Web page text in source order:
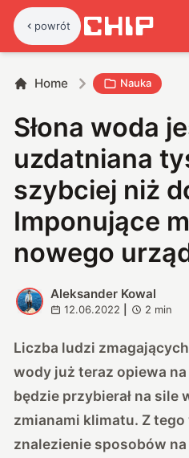
powrót
Home Nauka
Słona woda
uzdatniana
szybciej niż
Imponujące
nowego
A
Aleksander Kowal
12.06.2022 2 min
Liczba ludzi
wody już teraz opiewa
będzie przybierał na sile
zmianami klimatu. Z
znalezienie sposobów